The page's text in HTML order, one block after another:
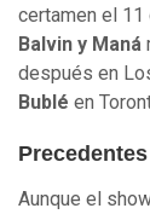
certamen el 11
Balvin y Maná
después en
Bublé en
Aunque el